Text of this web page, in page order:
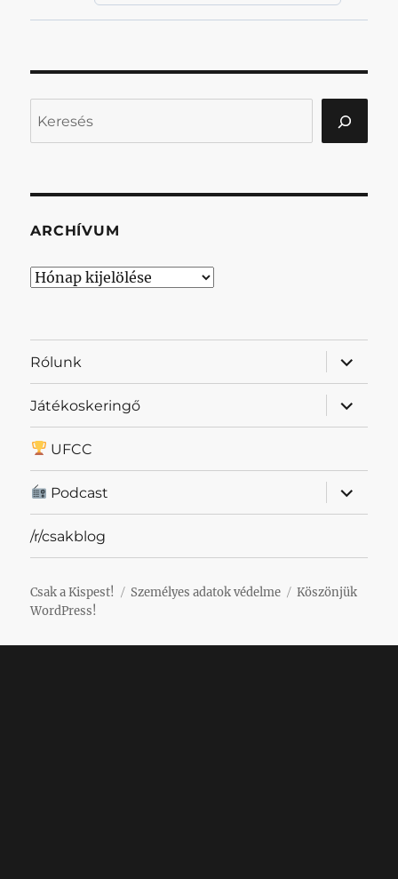
ARCHÍVUM
Archívum
Rólunk
almenü
Játékoskeringő
almenü
UFCC
Podcast
almenü
/r/csakblog
Csak a Kispest! Személyes adatok védelme
Köszönjük
WordPress!